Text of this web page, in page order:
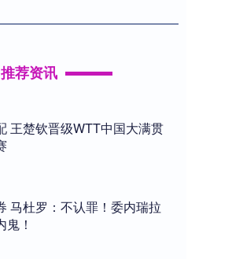
推荐资讯
王楚钦晋级WTT中国大满贯
马杜罗：不认罪！委内瑞拉
！